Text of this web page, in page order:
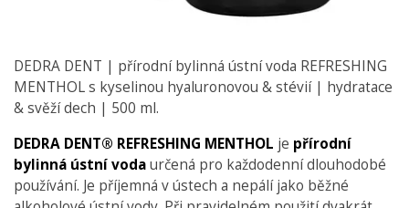
DEDRA DENT | přírodní bylinná ústní voda REFRESHING
MENTHOL s kyselinou hyaluronovou & stévií | hydratace
& svěží dech | 500 ml.
DEDRA DENT® REFRESHING MENTHOL je přírodní
bylinná ústní vodaurčená pro každodenní dlouhodobé
používání. Je příjemná v ústech a nepálí jako běžné